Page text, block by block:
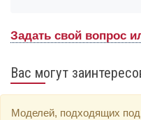
Задать свой вопрос
Вас могут
Моделей, подходящих